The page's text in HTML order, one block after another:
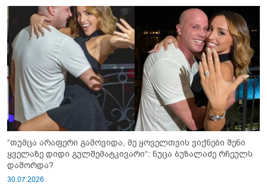
“თუმცა არაფერი გამოვიდა, მე ყოველთვის ვიქნები შენი
ყველაზე დიდი გულშემატკივარი“: ნუცა ბუზალაძე რჩეულს
დაშორდა?
30.07.2026